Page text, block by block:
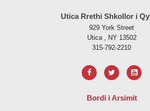
Utica Rrethi Shkollor i
929 York Street
Utica , NY 13502
315-792-2210
Bordi i Arsimit